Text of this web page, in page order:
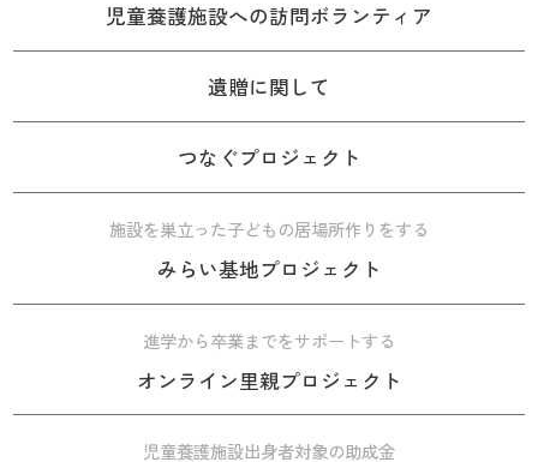
児童養護施設への訪問ボランティア
遺贈に関して
つなぐプロジェクト
施設を巣立った子どもの居場所作りをする
みらい基地プロジェクト
進学から卒業までをサポートする
オンライン里親プロジェクト
児童養護施設出身者対象の助成金